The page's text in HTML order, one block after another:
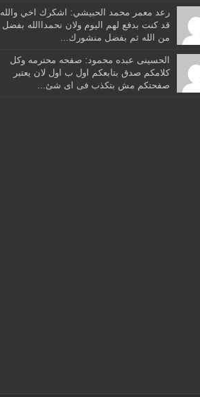
رعد معمر محمد الحبيشي: اشكرك اخي والله
قد كنت بدفع لهم اليوم ولان نحمداالله بفضل
من الله ثم بفضل منشورك...
الحسينى عبده محمود: صفحه محترمه وكل
كلامكم صدق بتابعكم اول ب اول لان يعتبر
صفحتكم مش بتكذب فى اى شئ...